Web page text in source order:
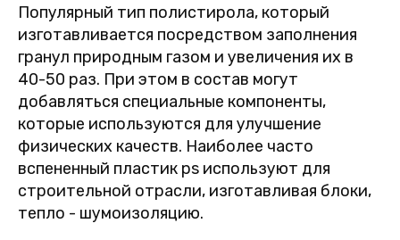
Популярный тип полистирола, который
изготавливается посредством заполнения
гранул природным газом и увеличения их в
40-50 раз. При этом в состав могут
добавляться специальные компоненты,
которые используются для улучшение
физических качеств. Наиболее часто
вспененный пластик ps используют для
строительной отрасли, изготавливая блоки,
тепло - шумоизоляцию.